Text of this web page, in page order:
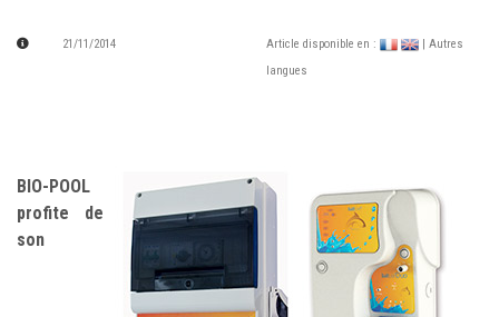
21/11/2014 Article disponible en :
| Autres
langues
BIO-POOL
profite de
son